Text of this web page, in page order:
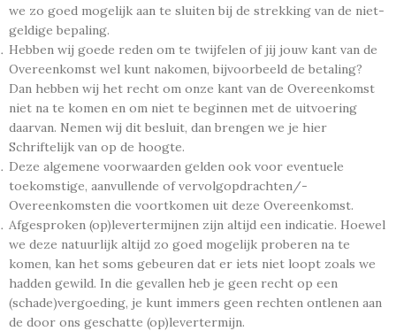
we zo goed mogelijk aan te sluiten bij de strekking van de niet-
geldige bepaling.
Hebben wij goede reden om te twijfelen of jij jouw kant van de
Overeenkomst wel kunt nakomen, bijvoorbeeld de betaling?
Dan hebben wij het recht om onze kant van de Overeenkomst
niet na te komen en om niet te beginnen met de uitvoering
daarvan. Nemen wij dit besluit, dan brengen we je hier
Schriftelijk van op de hoogte.
Deze algemene voorwaarden gelden ook voor eventuele
toekomstige, aanvullende of vervolgopdrachten/-
Overeenkomsten die voortkomen uit deze Overeenkomst.
Afgesproken (op)levertermijnen zijn altijd een indicatie. Hoewel
we deze natuurlijk altijd zo goed mogelijk proberen na te
komen, kan het soms gebeuren dat er iets niet loopt zoals we
hadden gewild. In die gevallen heb je geen recht op een
(schade)vergoeding, je kunt immers geen rechten ontlenen aan
de door ons geschatte (op)levertermijn.